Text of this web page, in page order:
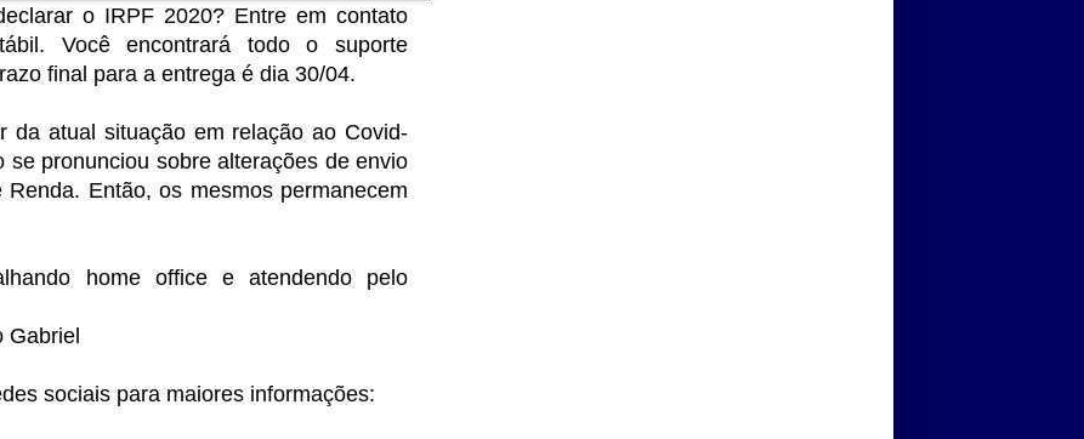
o IRPF 2020? Entre em contato
Você encontrará todo o suporte
final para a entrega é dia 30/04.
da atual situação em relação ao Covid-
se pronunciou sobre alterações de envio
Então, os mesmos permanecem
home office e atendendo pelo
Gabriel
sociais para maiores informações: